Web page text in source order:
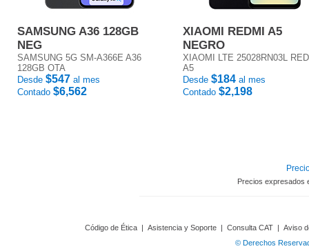
SAMSUNG A36 128GB
NEG
SAMSUNG 5G SM-A366E A36
128GB OTA
Desde $547 al mes
Contado $6,562
XIAOMI REDMI A5
NEGRO
XIAOMI LTE 25028RN03L
A5
Desde $184 al mes
Contado $2,198
Precios expresados
Código de Ética | Asistencia y Soporte | Consulta CAT | Aviso
© Derechos